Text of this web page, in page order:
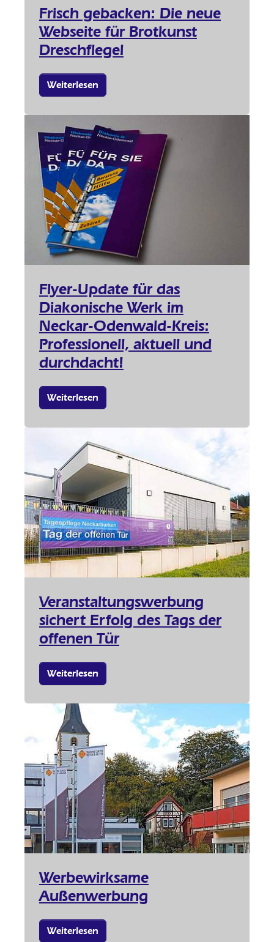
Frisch gebacken: Die neue
Webseite für Brotkunst
Dreschflegel
Weiterlesen
Flyer-Update für das
Diakonische Werk im
Neckar-Odenwald-Kreis:
Professionell, aktuell und
durchdacht!
Weiterlesen
Veranstaltungswerbung
sichert Erfolg des Tags der
offenen Tür
Weiterlesen
Werbewirksame
Außenwerbung
Weiterlesen